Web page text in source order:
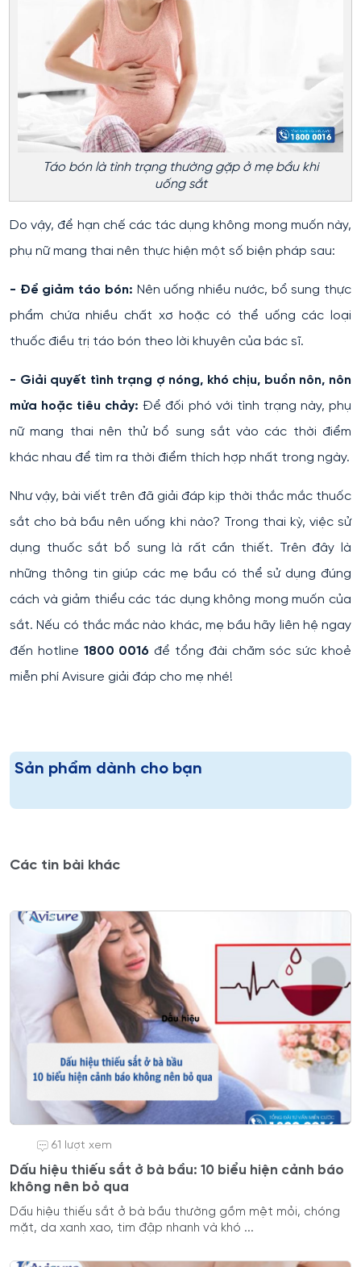
Táo bón là tình trạng thường gặp ở mẹ bầu khi
uống sắt
Do vậy, để hạn chế các tác dụng không mong muốn này,
phụ nữ mang thai nên thực hiện một số biện pháp sau:
- Để giảm táo bón: Nên uống nhiều nước, bổ sung thực
phẩm chứa nhiều chất xơ hoặc có thể uống các loại
thuốc điều trị táo bón theo lời khuyên của bác sĩ.
- Giải quyết tình trạng ợ nóng, khó chịu, buồn nôn, nôn
mửa hoặc tiêu chảy: Để đối phó với tình trạng này, phụ
nữ mang thai nên thử bổ sung sắt vào các thời điểm
khác nhau để tìm ra thời điểm thích hợp nhất trong ngày.
Như vậy, bài viết trên đã giải đáp kịp thời thắc mắc thuốc
sắt cho bà bầu nên uống khi nào? Trong thai kỳ, việc sử
dụng thuốc sắt bổ sung là rất cần thiết. Trên đây là
những thông tin giúp các mẹ bầu có thể sử dụng đúng
cách và giảm thiểu các tác dụng không mong muốn của
sắt. Nếu có thắc mắc nào khác, mẹ bầu hãy liên hệ ngay
đến hotline 1800 0016 để tổng đài chăm sóc sức khoẻ
miễn phí Avisure giải đáp cho mẹ nhé!
Sản phẩm dành cho bạn
Các tin bài khác
61 lượt xem
Dấu hiệu thiếu sắt ở bà bầu: 10 biểu hiện cảnh báo
không nên bỏ qua
Dấu hiệu thiếu sắt ở bà bầu thường gồm mệt mỏi, chóng
mặt, da xanh xao, tim đập nhanh và khó ...